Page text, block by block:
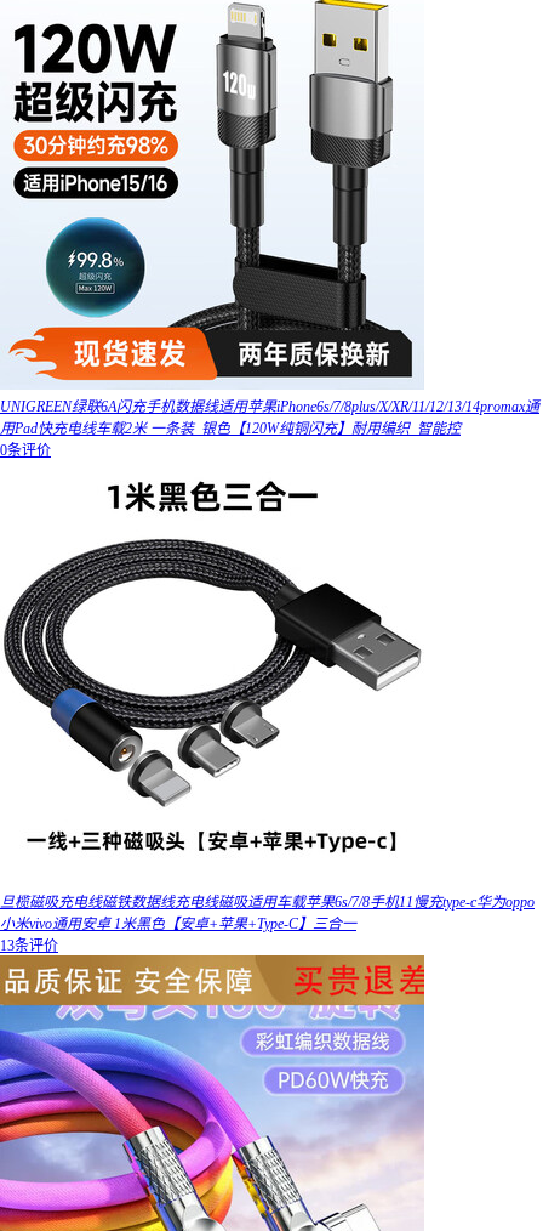
UNIGREEN绿联6A闪充手机数据线适用苹果iPhone6s/7/8plus/X/XR/11/12/13/14promax通
用Pad快充电线车载2米 一条装_银色【120W纯铜闪充】耐用编织_智能控
0条评价
旦榄磁吸充电线磁铁数据线充电线磁吸适用车载苹果6s/7/8手机11慢充type-c华为oppo
小米vivo通用安卓 1米黑色【安卓+苹果+Type-C】三合一
13条评价